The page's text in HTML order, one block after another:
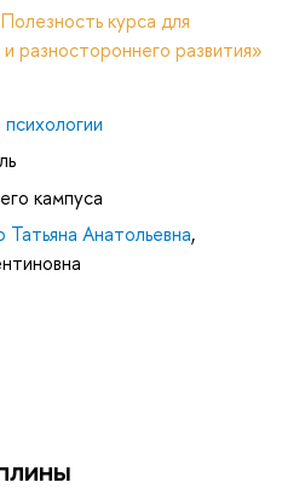
курса для
разностороннего развития»
кампуса
Татьяна Анатольевна,